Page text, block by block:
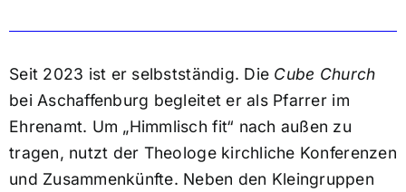
Seit 2023 ist er selbstständig. Die Cube Church
bei Aschaffenburg begleitet er als Pfarrer im
Ehrenamt. Um „Himmlisch fit“ nach außen zu
tragen, nutzt der Theologe kirchliche Konferenzen
und Zusammenkünfte. Neben den Kleingruppen